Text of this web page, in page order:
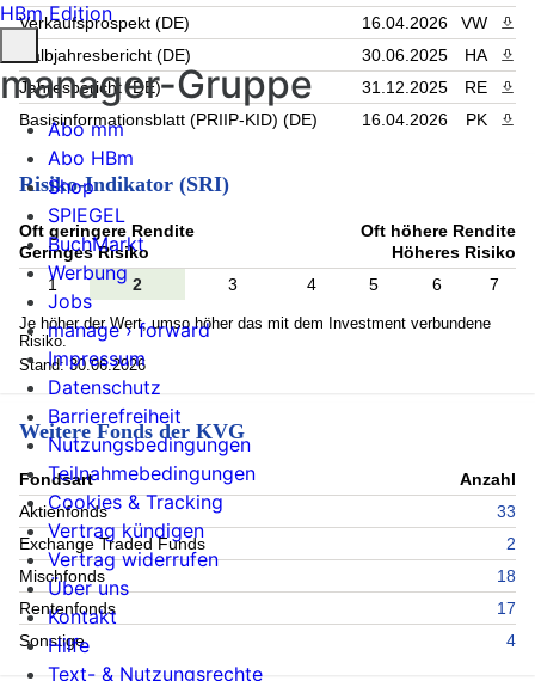
Verkaufsprospekt (DE) 16.04.2026 VW
Halbjahresbericht (DE)
30.06.2025 HA
Jahresbericht (DE)
31.12.2025 RE
Basisinformationsblatt (PRIIP-KID) (DE)
16.04.2026 PK
Risiko-Indikator (SRI)
Oft geringere Rendite
Geringes Risiko
Oft höhere Rendite
Höheres Risiko
1
2 3 4 5 6 7
Je höher der Wert, umso höher das mit dem Investment verbundene
Risiko.
Stand: 30.06.2026
Weitere Fonds der KVG
Fondsart
Anzahl
Aktienfonds
33
Exchange Traded Funds
2
Mischfonds
18
Rentenfonds
17
Sonstige
4
HBm Edition
manager-Gruppe
Abo mm
Abo HBm
Shop
SPIEGEL
BuchMarkt
Werbung
Jobs
manage › forward
Impressum
Datenschutz
Barrierefreiheit
Nutzungsbedingungen
Teilnahmebedingungen
Cookies & Tracking
Vertrag kündigen
Vertrag widerrufen
Über uns
Kontakt
Hilfe
Text- & Nutzungsrechte